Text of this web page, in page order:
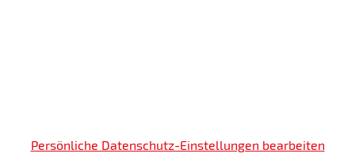
Persönliche Datenschutz-Einstellungen bearbeiten